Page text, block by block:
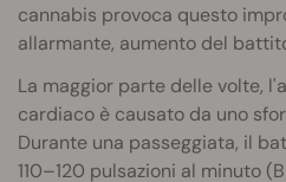
cannabis provoca questo
allarmante, aumento del
La maggior parte delle volte,
cardiaco è causato da uno
Durante una passeggiata, il
110–120 pulsazioni al minuto